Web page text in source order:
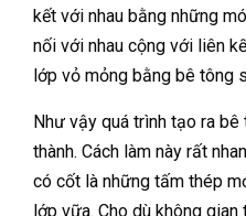
kết với nhau bằng những
nối với nhau cộng với liên
lớp vỏ mỏng bằng bê tông
Như vậy quá trình tạo ra
thành. Cách làm này rất
có cốt là những tấm thép
lớp vữa. Cho dù không